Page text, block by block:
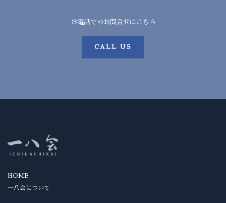
お電話でのお問合せはこちら
CALL US
HOME
一八会について